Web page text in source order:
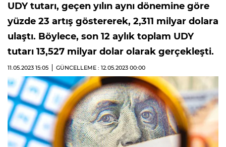
UDY tutarı, geçen yılın aynı dönemine göre
yüzde 23 artış göstererek, 2,311 milyar dolara
ulaştı. Böylece, son 12 aylık toplam UDY
tutarı 13,527 milyar dolar olarak gerçekleşti.
11.05.2023 15:05 GÜNCELLEME : 12.05.2023 00:00